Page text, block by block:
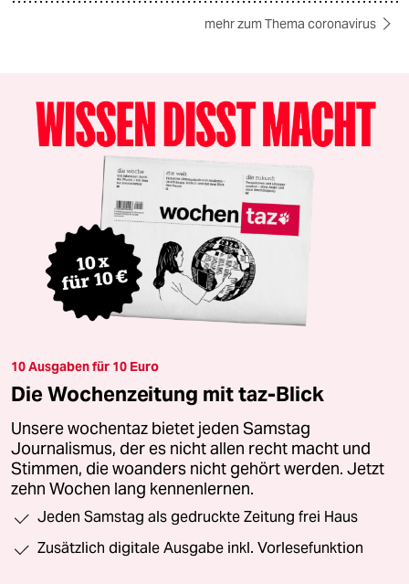
mehr zum Thema coronavirus
10 Ausgaben für 10 Euro
Die Wochenzeitung mit taz-Blick
Unsere wochentaz bietet jeden Samstag
Journalismus, der es nicht allen recht macht und
Stimmen, die woanders nicht gehört werden. Jetzt
zehn Wochen lang kennenlernen.
Jeden Samstag als gedruckte Zeitung frei Haus
Zusätzlich digitale Ausgabe inkl. Vorlesefunktion